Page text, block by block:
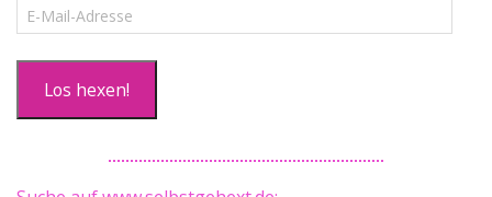
E-
Mail-
Los hexen!